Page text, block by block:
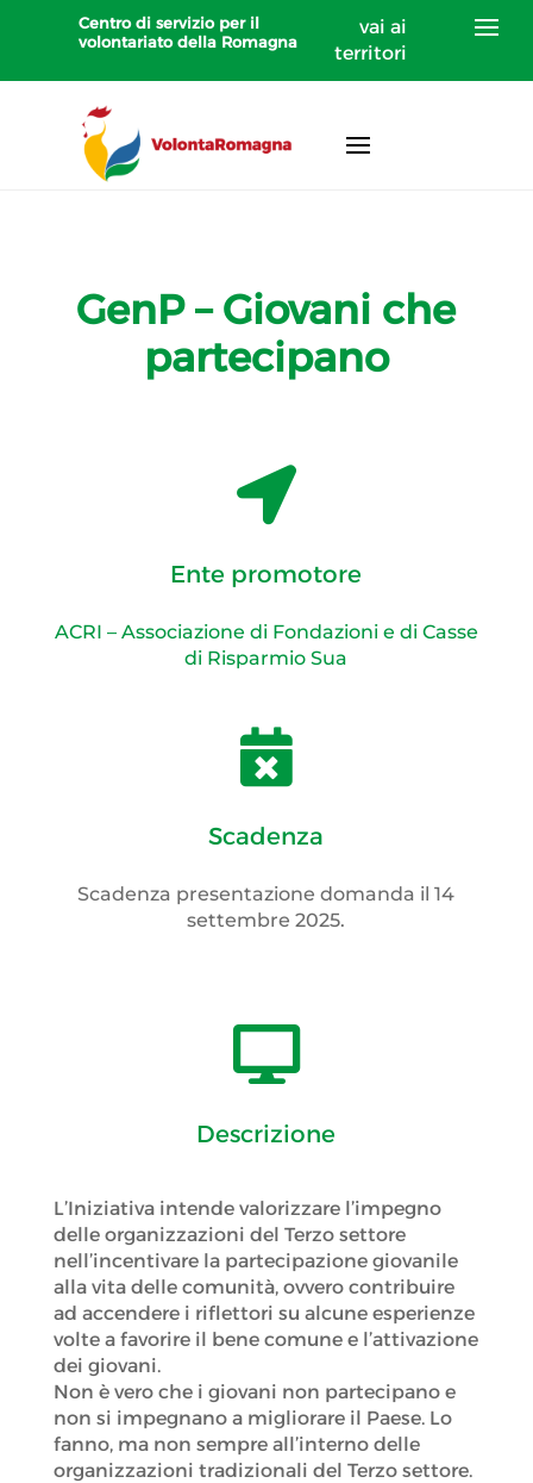
Centro di servizio per il
volontariato della Romagna
vai ai
territori
GenP – Giovani che
partecipano

Ente promotore
ACRI – Associazione di Fondazioni e di Casse
di Risparmio Sua

Scadenza
Scadenza presentazione domanda il 14
settembre 2025.

Descrizione
L’Iniziativa intende valorizzare l’impegno
delle organizzazioni del Terzo settore
nell’incentivare la partecipazione giovanile
alla vita delle comunità, ovvero contribuire
ad accendere i riflettori su alcune esperienze
volte a favorire il bene comune e l’attivazione
dei giovani.
Non è vero che i giovani non partecipano e
non si impegnano a migliorare il Paese. Lo
fanno, ma non sempre all’interno delle
organizzazioni tradizionali del Terzo settore.